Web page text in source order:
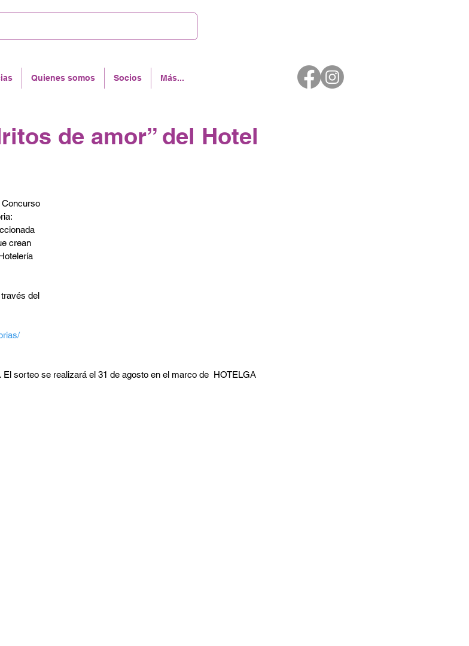
Quienes somos Socios Más...
de amor” del Hotel
Concurso
crean
del
sorteo se realizará el 31 de agosto en el marco de  HOTELGA